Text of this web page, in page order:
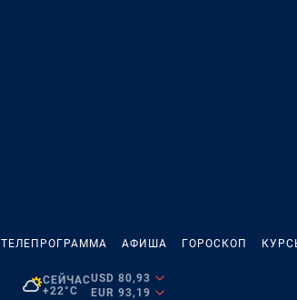
ТЕЛЕПРОГРАММА АФИША ГОРОСКОП
СЕЙЧАС
+22°C
USD 80,93
EUR 93,19